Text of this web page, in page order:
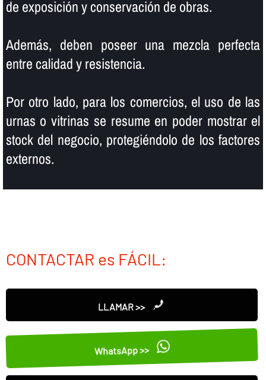
de exposición y conservación de obras.
Además, deben poseer una mezcla perfecta
entre calidad y resistencia.
Por otro lado, para los comercios, el uso de las
urnas o vitrinas se resume en poder mostrar el
stock del negocio, protegiéndolo de los factores
externos.
CONTACTAR es FÁCIL:
LLAMAR >>
WhatsApp >>